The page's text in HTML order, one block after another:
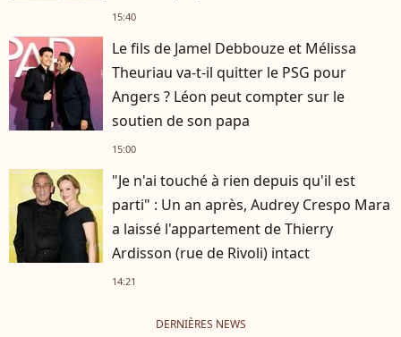
15:40
Le fils de Jamel Debbouze et Mélissa
Theuriau va-t-il quitter le PSG pour
Angers ? Léon peut compter sur le
soutien de son papa
15:00
"Je n'ai touché à rien depuis qu'il est
parti" : Un an après, Audrey Crespo Mara
a laissé l'appartement de Thierry
Ardisson (rue de Rivoli) intact
14:21
DERNIÈRES NEWS